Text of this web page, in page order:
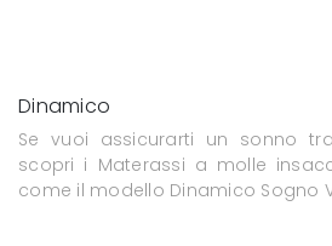
Dinamico
Se vuoi assicurarti un sonno
scopri i Materassi a molle
come il modello Dinamico Sogno